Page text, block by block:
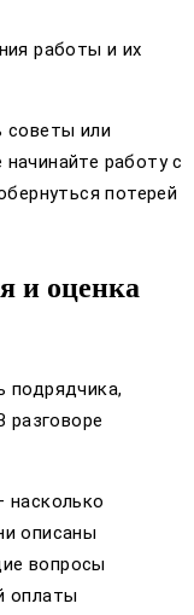
работы и их
советы или
работу с
потерей
и оценка
подрядчика,
разговоре
насколько
описаны
вопросы
оплаты